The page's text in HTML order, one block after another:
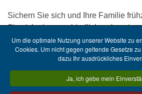
Sichern Sie sich und Ihre Familie
Sie sich ein unverbindlichesAngebot
Kontaktformular
Um die optimale Nutzung unserer Website zu
Cookies. Um nicht gegen geltende Gesetze
dazu Ihr ausdrückliches
Ja, ich gebe mein